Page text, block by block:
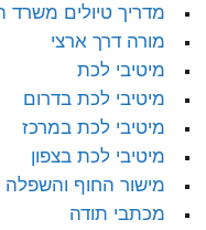
מדריך טיולים משרד
מורה דרך ארצי
מיטיבי לכת
מיטיבי לכת בדרום
מיטיבי לכת במרכז
מיטיבי לכת בצפון
מישור החוף והשפלה
מכתבי תודה